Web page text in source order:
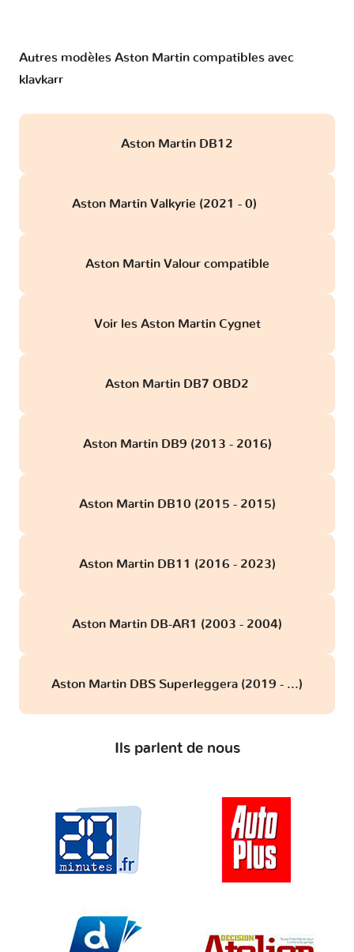
Autres modèles Aston Martin compatibles avec
klavkarr
Aston Martin DB12
Aston Martin Valkyrie (2021 - 0)
Aston Martin Valour compatible
Voir les Aston Martin Cygnet
Aston Martin DB7 OBD2
Aston Martin DB9 (2013 - 2016)
Aston Martin DB10 (2015 - 2015)
Aston Martin DB11 (2016 - 2023)
Aston Martin DB-AR1 (2003 - 2004)
Aston Martin DBS Superleggera (2019 - ...)
Ils parlent de nous